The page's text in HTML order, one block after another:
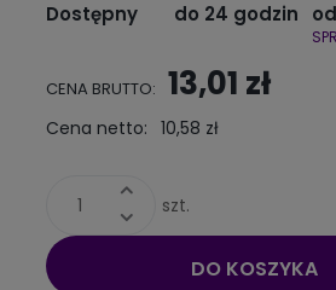
Dostępny do 24 godzin
CENA BRUTTO: 13,01 zł
Cena netto: 10,58 zł
szt.
DO KOSZYKA